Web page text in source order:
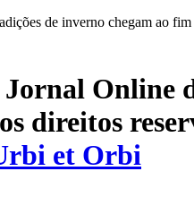
de inverno chegam ao
Jornal Online
direitos